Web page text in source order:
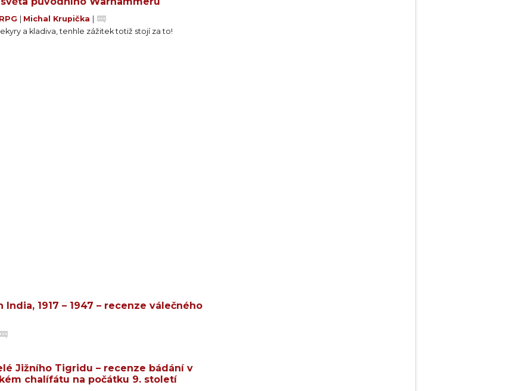
RPG Michal Krupička
a kladiva, tenhle zážitek totiž stojí za to!
1917 – 1947 – recenze válečného
Jižního Tigridu – recenze bádání v
chalífátu na počátku 9. století